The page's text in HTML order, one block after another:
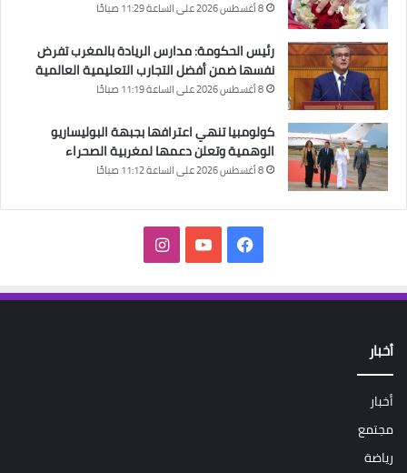
8 أغسطس 2026 على الساعة 11:29 صباحًا
رئيس الحكومة: مدارس الريادة بالمغرب تفرض
نفسها ضمن أفضل التجارب التعليمية العالمية
8 أغسطس 2026 على الساعة 11:19 صباحًا
كولومبيا تنهي اعترافها بجبهة البوليساريو
الوهمية وتعلن دعمها لمغربية الصحراء
8 أغسطس 2026 على الساعة 11:12 صباحًا
فيسبوك‫YouTubeانستقرام
أخبار
أخبار
مجتمع
رياضة